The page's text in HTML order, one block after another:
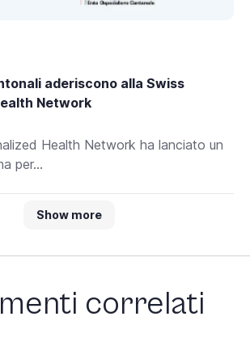
aderiscono alla Swiss
Network
Health Network ha lanciato un
per...
Show more
correlati